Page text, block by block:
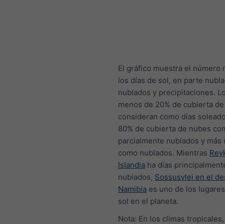
El gráfico muestra el número
los días de sol, en parte
nublados y precipitaciones.
menos de 20% de cubierta
consideran como días
80% de cubierta de nubes
parcialmente nublados y más
como nublados. Mientras
Islandia ha días
nublados, Sossusvlei en el
Namibia es uno de los
sol en el planeta.
Nota: En los climas